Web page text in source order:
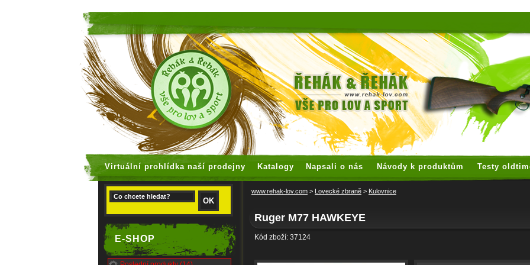
Virtuální prohlídka naší prodejny Katalogy Napsali o nás Návody k produktům Testy
E-SHOP
www.rehak-lov.com > Lovecké zbraně > Kulovnice
Ruger M77 HAWKEYE
Kód zboží: 37124